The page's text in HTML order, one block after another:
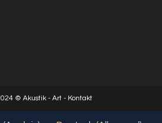
© Akustik - Art - Kontakt